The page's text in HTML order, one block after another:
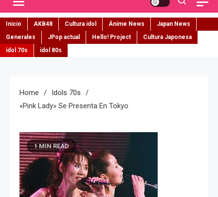
Inicio AKB48 Cultura idol Ánime News
Japan News
Generales
JPop actual Hello! Project
Cultura Japonesa
idol 70s
idol 80s
Home
Idols 70s
«Pink Lady» Se Presenta En Tokyo
1 MIN READ